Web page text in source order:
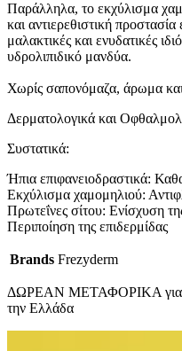
Παράλληλα, το εκχύλισμα
και αντιερεθιστική
μαλακτικές και ενυδατικές
υδρολιπιδικό μανδύα.
Χωρίς σαπονόμαζα, άρωμα
Δερματολογικά και
Συστατικά:
Ήπια επιφανειοδραστικά:
Εκχύλισμα χαμομηλιού:
Πρωτεΐνες σίτου: Ενίσχυση
Περιποίηση της επιδερμίδας
Brands Frezyderm
ΔΩΡΕΑΝ ΜΕΤΑΦΟΡΙΚΑ για
την Ελλάδα